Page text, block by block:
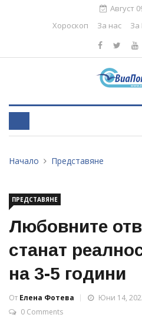
Август
Хороскоп
За нас За
Начало Представяне
ПРЕДСТАВЯНЕ
Любовните
станат
на 3-5 години
От Елена Фотева
Юни 14,
0 Comments